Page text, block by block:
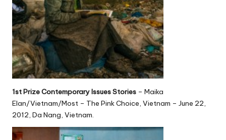
1st Prize Contemporary Issues Stories – Maika
Elan/Vietnam/Most – The Pink Choice, Vietnam – June 22,
2012, Da Nang, Vietnam.